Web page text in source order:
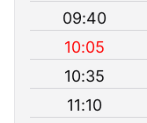
09:40
10:05
10:35
11:10